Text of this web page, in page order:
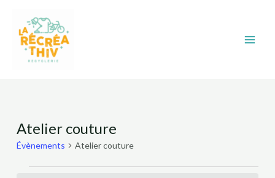
contenu
Atelier couture
Évènements Atelier couture
Évènements
for
20